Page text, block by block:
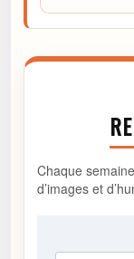
Chaque
d’images et